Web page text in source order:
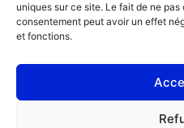
uniques sur ce site. Le fait de ne
consentement peut avoir un effet
et fonctions.